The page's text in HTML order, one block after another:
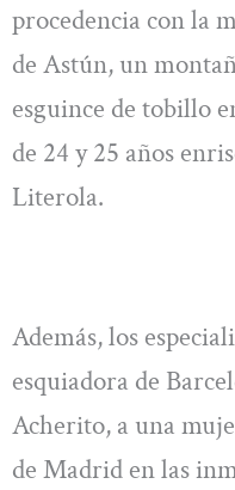
procedencia con la
de Astún, un
esguince de tobillo
de 24 y 25 años
Literola.
Además, los
esquiadora de
Acherito, a una
de Madrid en las